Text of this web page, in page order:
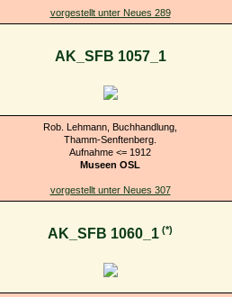
vorgestellt unter Neues 289
AK_SFB 1057_1
Rob. Lehmann, Buchhandlung,
Thamm-Senftenberg.
Aufnahme <= 1912
Museen OSL
vorgestellt unter Neues 307
AK_SFB 1060_1 (*)